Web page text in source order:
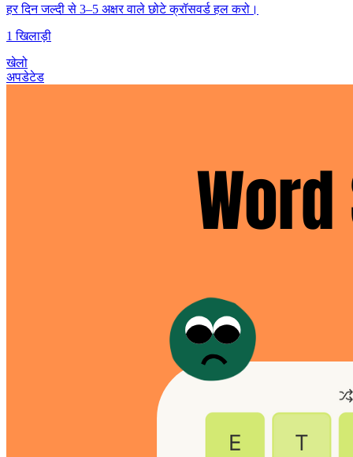
हर दिन जल्दी से 3–5 अक्षर वाले छोटे क्रॉसवर्ड हल करो।
1 खिलाड़ी
खेलो
अपडेटेड